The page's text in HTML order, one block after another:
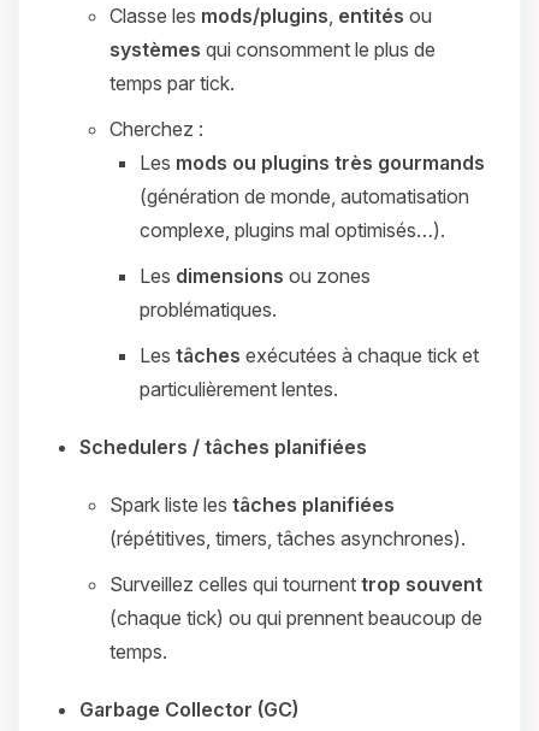
Classe les mods/plugins entités ou
systèmes qui consomment le plus de
temps par tick.
Cherchez :
Les mods ou plugins très gourmands
(génération de monde, automatisation
complexe, plugins mal optimisés…).
Les dimensions ou zones
problématiques.
Les tâches exécutées à chaque tick et
particulièrement lentes.
Schedulers / tâches planifiées
Spark liste les tâches planifiées
(répétitives, timers, tâches asynchrones).
Surveillez celles qui tournent trop souvent
(chaque tick) ou qui prennent beaucoup de
temps.
Garbage Collector (GC)